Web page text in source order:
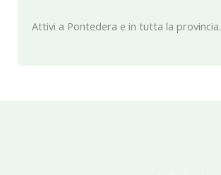
Attivi a Pontedera e in tutta la provincia.